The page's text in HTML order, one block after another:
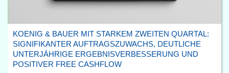
KOENIG & BAUER MIT STARKEM ZWEITEN QUARTAL:
SIGNIFIKANTER AUFTRAGSZUWACHS, DEUTLICHE
UNTERJÄHRIGE ERGEBNISVERBESSERUNG UND
POSITIVER FREE CASHFLOW